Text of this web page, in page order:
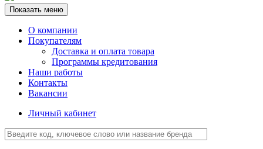
Показать меню
О компании
Покупателям
Доставка и оплата товара
Программы кредитования
Наши работы
Контакты
Вакансии
Личный кабинет